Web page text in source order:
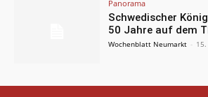
Panorama
Schwedischer
50 Jahre auf dem
Wochenblatt Neumarkt -